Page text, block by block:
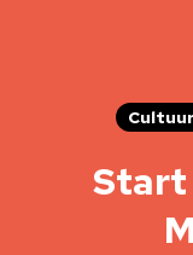
Start